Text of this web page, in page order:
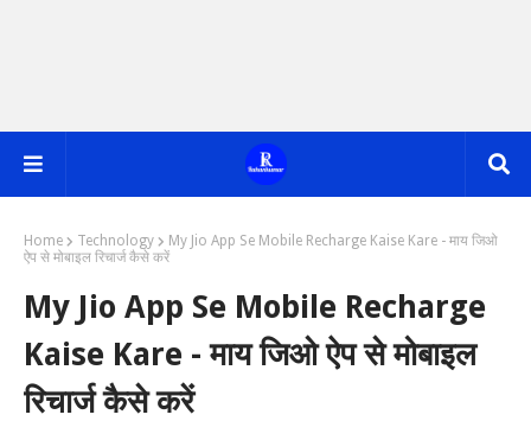
Home Technology
My Jio App Se Mobile Recharge Kaise Kare - माय जिओ
ऐप से मोबाइल रिचार्ज कैसे करें
My Jio App Se Mobile Recharge
Kaise Kare - माय जिओ ऐप से मोबाइल
रिचार्ज कैसे करें